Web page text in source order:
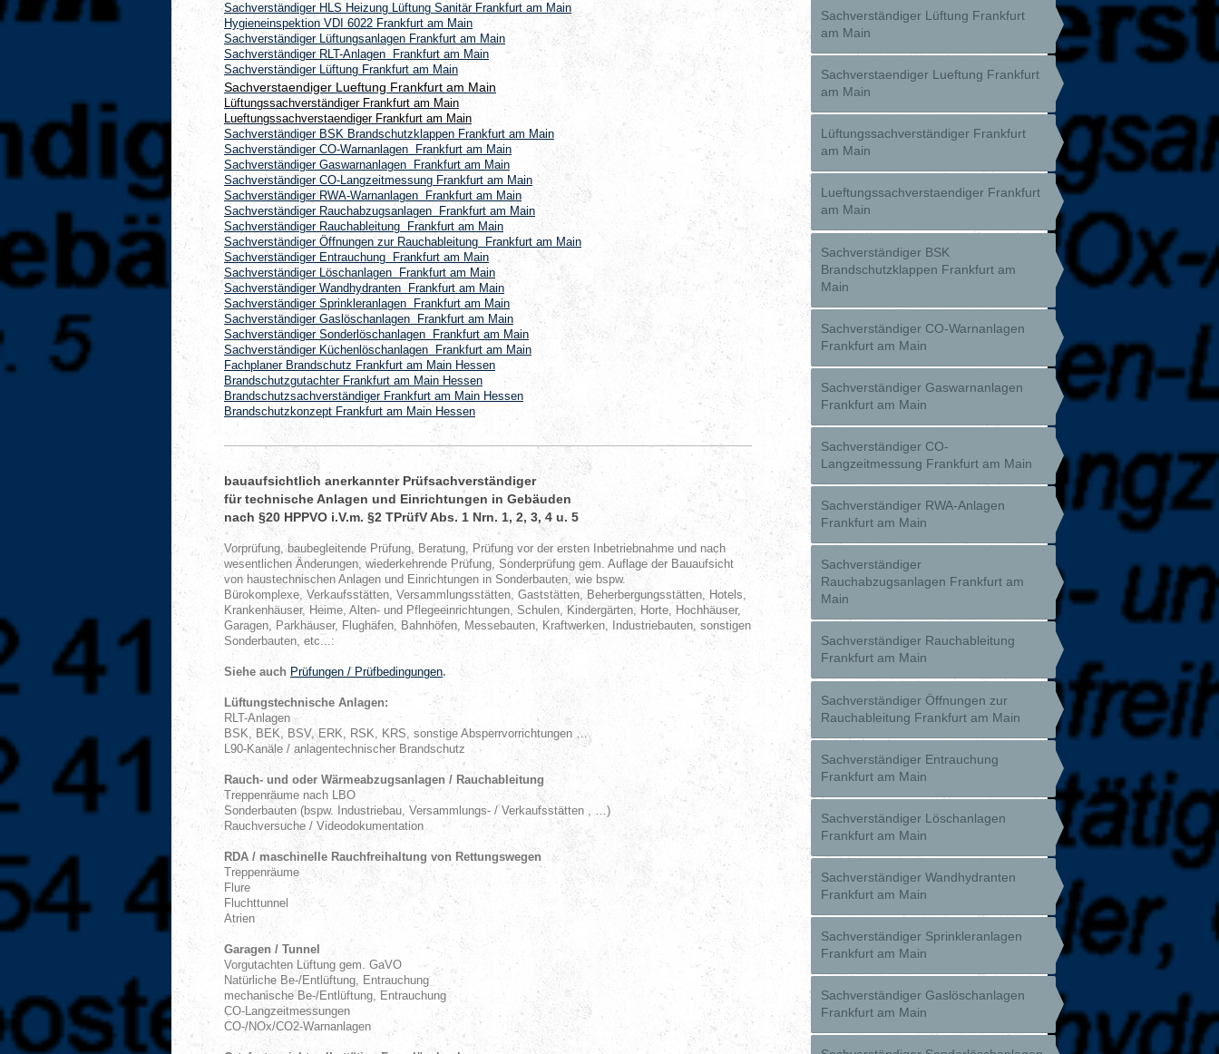
Sachverständiger HLS Heizung Lüftung Sanitär Frankfurt am Main
Hygieneinspektion VDI 6022 Frankfurt am Main
Sachverständiger Lüftungsanlagen Frankfurt am Main
Sachverständiger RLT-Anlagen Frankfurt am Main
Sachverständiger Lüftung Frankfurt am Main
Sachverstaendiger Lueftung Frankfurt am Main
Lüftungssachverständiger Frankfurt am Main
Lueftungssachverstaendiger Frankfurt am Main
Sachverständiger BSK Brandschutzklappen Frankfurt am Main
Sachverständiger CO-Warnanlagen Frankfurt am Main
Sachverständiger Gaswarnanlagen Frankfurt am Main
Sachverständiger CO-Langzeitmessung Frankfurt am Main
Sachverständiger RWA-Warnanlagen Frankfurt am Main
Sachverständiger Rauchabzugsanlagen Frankfurt am Main
Sachverständiger Rauchableitung Frankfurt am Main
Sachverständiger Öffnungen zur Rauchableitung Frankfurt am Main
Sachverständiger Entrauchung Frankfurt am Main
Sachverständiger Löschanlagen Frankfurt am Main
Sachverständiger Wandhydranten Frankfurt am Main
Sachverständiger Sprinkleranlagen Frankfurt am Main
Sachverständiger Gaslöschanlagen Frankfurt am Main
Sachverständiger Sonderlöschanlagen Frankfurt am Main
Sachverständiger Küchenlöschanlagen Frankfurt am Main
Fachplaner Brandschutz Frankfurt am Main Hessen
Brandschutzgutachter Frankfurt am Main Hessen
Brandschutzsachverständiger Frankfurt am Main Hessen
Brandschutzkonzept Frankfurt am Main Hessen
bauaufsichtlich anerkannter Prüfsachverständiger
für technische Anlagen und Einrichtungen in Gebäuden
nach §20 HPPVO i.V.m. §2 TPrüfV Abs. 1 Nrn. 1, 2, 3, 4 u. 5
Vorprüfung, baubegleitende Prüfung, Beratung, Prüfung vor der ersten Inbetriebnahme und nach
wesentlichen Änderungen, wiederkehrende Prüfung, Sonderprüfung gem. Auflage der Bauaufsicht
von haustechnischen Anlagen und Einrichtungen in Sonderbauten, wie bspw.
Bürokomplexe, Verkaufsstätten, Versammlungsstätten, Gaststätten, Beherbergungsstätten, Hotels,
Krankenhäuser, Heime, Alten- und Pflegeeinrichtungen, Schulen, Kindergärten, Horte, Hochhäuser,
Garagen, Parkhäuser, Flughäfen, Bahnhöfen, Messebauten, Kraftwerken, Industriebauten, sonstigen
Sonderbauten, etc...:
Siehe auch Prüfungen / Prüfbedingungen.
Lüftungstechnische Anlagen:
RLT-Anlagen
BSK, BEK, BSV, ERK, RSK, KRS, sonstige Absperrvorrichtungen …
L90-Kanäle / anlagentechnischer Brandschutz
Rauch- und oder Wärmeabzugsanlagen / Rauchableitung
Treppenräume nach LBO
Sonderbauten (bspw. Industriebau, Versammlungs- / Verkaufsstätten , …)
Rauchversuche / Videodokumentation
RDA / maschinelle Rauchfreihaltung von Rettungswegen
Treppenräume
Flure
Fluchttunnel
Atrien
Garagen / Tunnel
Vorgutachten Lüftung gem. GaVO
Natürliche Be-/Entlüftung, Entrauchung
mechanische Be-/Entlüftung, Entrauchung
CO-Langzeitmessungen
CO-/NOx/CO2-Warnanlagen
Sachverständiger Lüftung Frankfurt
am Main
Sachverstaendiger Lueftung Frankfurt
am Main
Lüftungssachverständiger Frankfurt
am Main
Lueftungssachverstaendiger Frankfurt
am Main
Sachverständiger BSK
Brandschutzklappen Frankfurt am
Main
Sachverständiger CO-Warnanlagen
Frankfurt am Main
Sachverständiger Gaswarnanlagen
Frankfurt am Main
Sachverständiger CO-
Langzeitmessung Frankfurt am Main
Sachverständiger RWA-Anlagen
Frankfurt am Main
Sachverständiger
Rauchabzugsanlagen Frankfurt am
Main
Sachverständiger Rauchableitung
Frankfurt am Main
Sachverständiger Öffnungen zur
Rauchableitung Frankfurt am Main
Sachverständiger Entrauchung
Frankfurt am Main
Sachverständiger Löschanlagen
Frankfurt am Main
Sachverständiger Wandhydranten
Frankfurt am Main
Sachverständiger Sprinkleranlagen
Frankfurt am Main
Sachverständiger Gaslöschanlagen
Frankfurt am Main